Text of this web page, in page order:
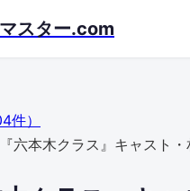
スター.com
件）
『六本木クラス』キャスト